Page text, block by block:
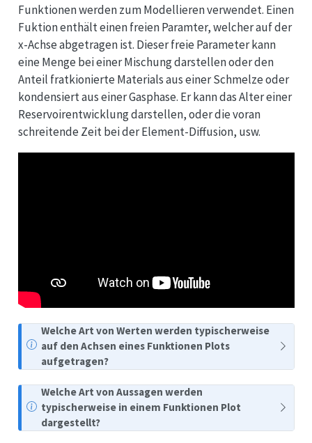
Funktionen werden zum Modellieren verwendet. Einen
Fuktion enthält einen freien Paramter, welcher auf der
x-Achse abgetragen ist. Dieser freie Parameter kann
eine Menge bei einer Mischung darstellen oder den
Anteil fratkionierte Materials aus einer Schmelze oder
kondensiert aus einer Gasphase. Er kann das Alter einer
Reservoirentwicklung darstellen, oder die voran
schreitende Zeit bei der Element-Diffusion, usw.
Welche Art von Werten werden typischerweise
auf den Achsen eines Funktionen Plots
aufgetragen?
Welche Art von Aussagen werden
typischerweise in einem Funktionen Plot
dargestellt?